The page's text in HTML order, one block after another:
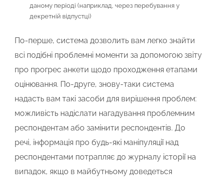
даному періоді (наприклад, через перебування у
декретній відпустці)
По-перше, система дозволить вам легко знайти
всі подібні проблемні моменти за допомогою звіту
про прогрес анкети щодо проходження етапами
оцінювання. По-друге, знову-таки система
надасть вам такі засоби для вирішення проблем:
можливість надіслати нагадування проблемним
респондентам або замінити респондентів. До
речі, інформація про будь-які маніпуляції над
респондентами потрапляє до журналу історії на
випадок, якщо в майбутньому доведеться